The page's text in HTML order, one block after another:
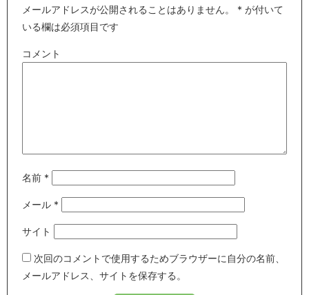
メールアドレスが公開されることはありません。 * が付いて
いる欄は必須項目です
コメント
名前 *
メール *
サイト
次回のコメントで使用するためブラウザーに自分の名前、
メールアドレス、サイトを保存する。